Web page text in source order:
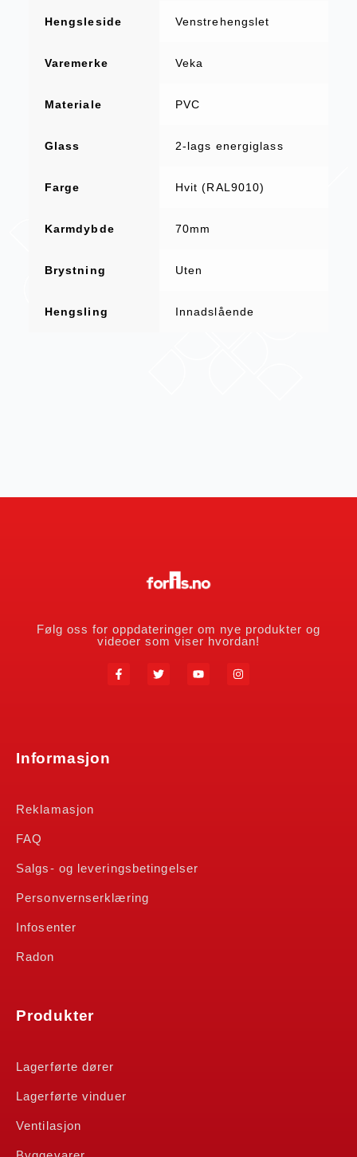
Hengsleside Venstrehengslet
Varemerke Veka
Materiale PVC
Glass 2-lags energiglass
Farge Hvit (RAL9010)
Karmdybde 70mm
Brystning Uten
Hengsling Innadslående
Følg oss for oppdateringer om nye produkter og
videoer som viser hvordan!
Informasjon
Reklamasjon
FAQ
Salgs- og leveringsbetingelser
Personvernserklæring
Infosenter
Radon
Produkter
Lagerførte dører
Lagerførte vinduer
Ventilasjon